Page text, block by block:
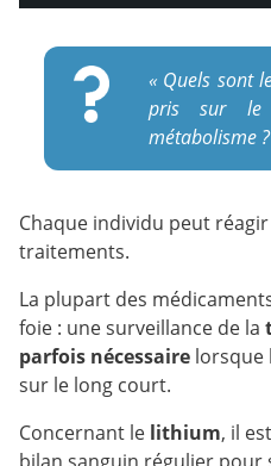
« Quels sont
pris sur le
métabolisme
Chaque individu peut
traitements.
La plupart des
foie : une surveillance de la
parfois nécessaire lorsque
sur le long court.
Concernant le lithium, il